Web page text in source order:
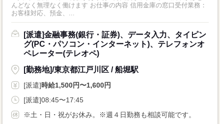
んどなく無理なく働けます お仕事の内容 信用金庫の窓口受付業務：
お客様対応、預金、...
[派遣]金融事務(銀行・証券)、データ入力、タイピン
グ(PC・パソコン・インターネット)、テレフォンオ
ペレーター(テレオペ)
[勤務地]/東京都江戸川区 / 船堀駅
[派遣]時給1,500円〜1,600円
[派遣]08:45〜17:45
※土・日・祝がお休み。※週４日勤務も相談可能です。